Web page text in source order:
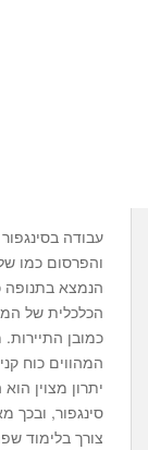
עבודה
והפרסום כמו
הנמצא
הכלכלית של
כמובן התיירות.
המהווים כוח
יתרון מצוין
סינגפור, ובכך
צורך בלימוד